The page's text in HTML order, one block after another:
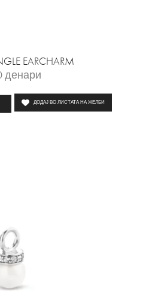
EARCHARM
денари
ДОДАЈ ВО ЛИСТАТА НА ЖЕЛБИ